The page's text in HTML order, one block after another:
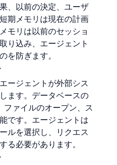
、以前の決定、ユーザ
期メモリは現在の計画
モリは以前のセッショ
り込み、エージェント
を防ぎます。
ージェントが外部シス
ます。データベースの
ファイルのオープン、ス
です。エージェントは
ルを選択し、リクエス
る必要があります。